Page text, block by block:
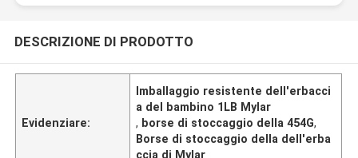
DESCRIZIONE DI PRODOTTO
Evidenziare:
Imballaggio resistente dell'erbacci
a del bambino 1LB Mylar
, borse di stoccaggio della 454G,
Borse di stoccaggio della dell'erba
ccia di Mylar